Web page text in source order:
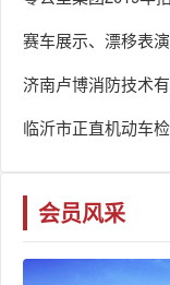
赛车展示、漂移表
济南卢博消防技术
临沂市正直机动车
会员风采